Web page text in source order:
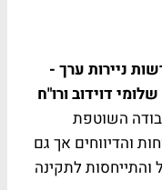
ניירות ערך -
דוידוב ורו"ח
השוטפת
והדיווחים אך גם
והתייחסות לתקינה